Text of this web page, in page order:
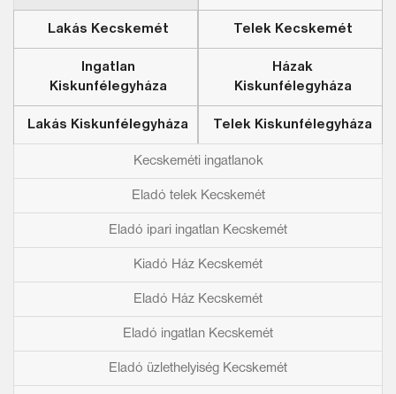
Lakás Kecskemét Telek Kecskemét
Ingatlan
Kiskunfélegyháza
Házak
Kiskunfélegyháza
Lakás Kiskunfélegyháza Telek Kiskunfélegyháza
Kecskeméti ingatlanok
Eladó telek Kecskemét
Eladó ipari ingatlan Kecskemét
Kiadó Ház Kecskemét
Eladó Ház Kecskemét
Eladó ingatlan Kecskemét
Eladó üzlethelyiség Kecskemét